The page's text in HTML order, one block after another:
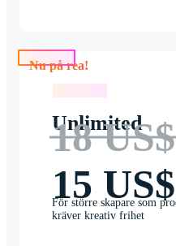
Nu på rea!
Unlimited
18 US$
15 US$
För större skapare som
kräver kreativ frihet